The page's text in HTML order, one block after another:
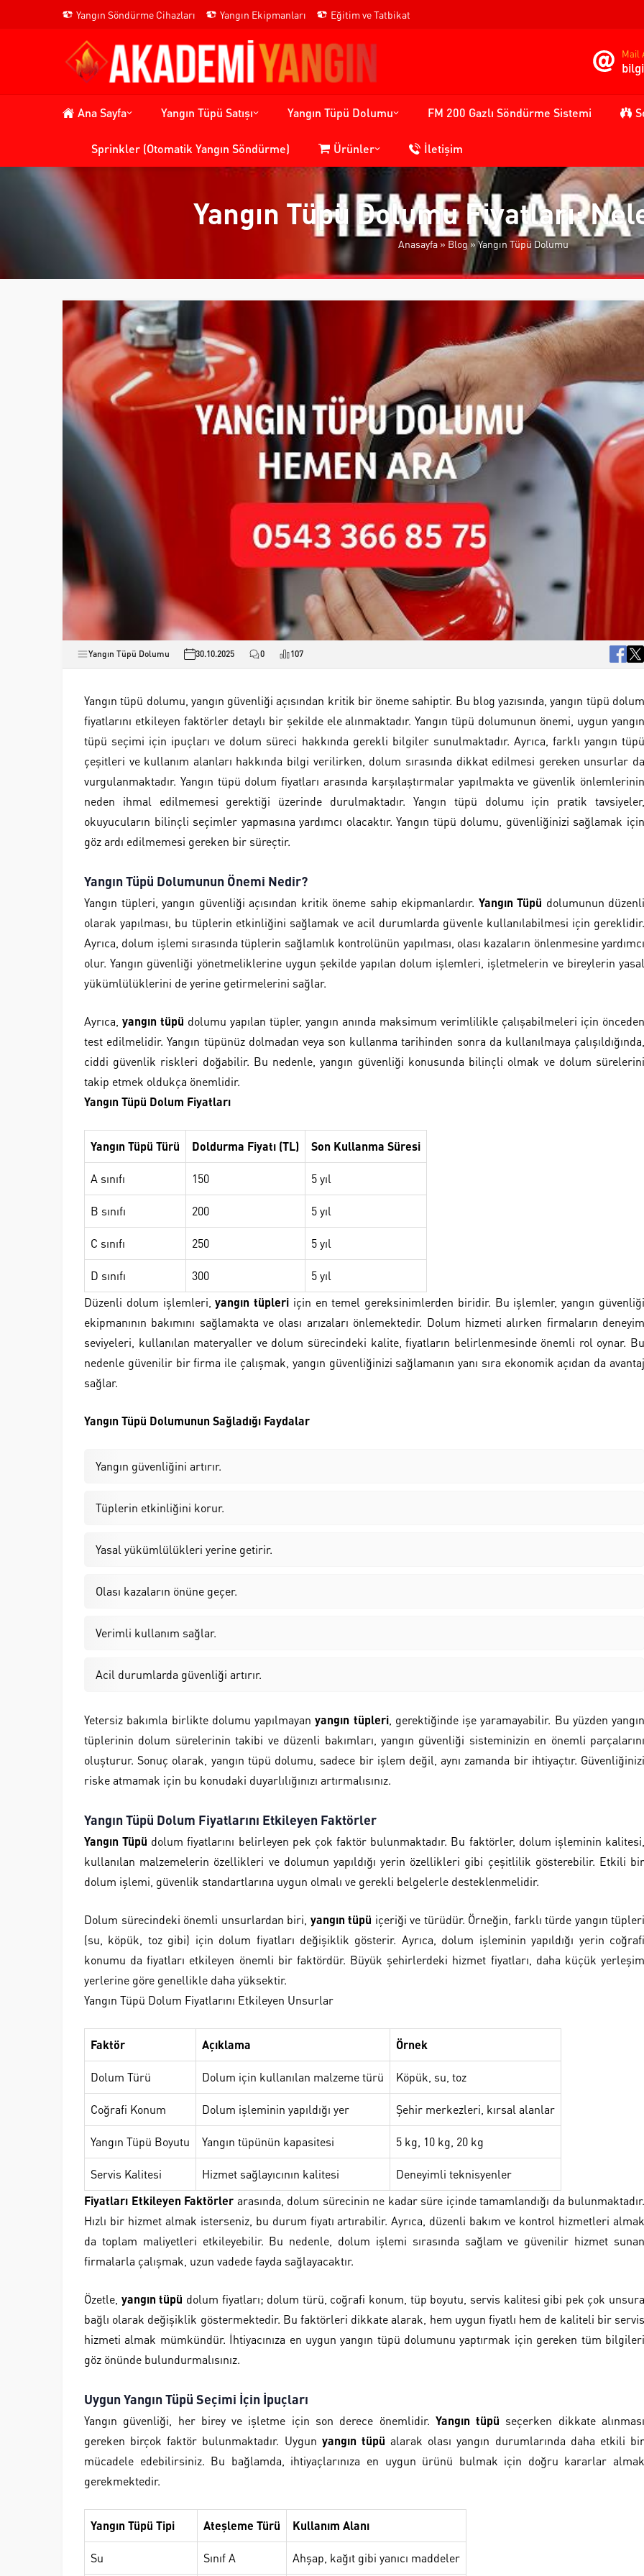
Yangın Söndürme Cihazları Yangın Ekipmanları Eğitim ve Tatbikat
Mail
Ana Sayfa Yangın Tüpü Satışı Yangın Tüpü Dolumu FM 200 Gazlı Söndürme Sistemi
Sprinkler (Otomatik Yangın Söndürme) Ürünler İletişim
Yangın Tüpü Dolumu Fiyatları:
Anasayfa» Blog»Yangın Tüpü Dolumu
Yangın Tüpü Dolumu 30.10.2025 0 107
Yangın tüpü dolumu, yangın güvenliği açısından kritik bir öneme sahiptir. Bu blog yazısında, yangın tüpü dolum
fiyatlarını etkileyen faktörler detaylı bir şekilde ele alınmaktadır. Yangın tüpü dolumunun önemi, uygun yangın
tüpü seçimi için ipuçları ve dolum süreci hakkında gerekli bilgiler sunulmaktadır. Ayrıca, farklı yangın tüpü
çeşitleri ve kullanım alanları hakkında bilgi verilirken, dolum sırasında dikkat edilmesi gereken unsurlar da
vurgulanmaktadır. Yangın tüpü dolum fiyatları arasında karşılaştırmalar yapılmakta ve güvenlik önlemlerinin
neden ihmal edilmemesi gerektiği üzerinde durulmaktadır. Yangın tüpü dolumu için pratik tavsiyeler,
okuyucuların bilinçli seçimler yapmasına yardımcı olacaktır. Yangın tüpü dolumu, güvenliğinizi sağlamak için
göz ardı edilmemesi gereken bir süreçtir.
Yangın Tüpü Dolumunun Önemi Nedir?
Yangın tüpleri, yangın güvenliği açısından kritik öneme sahip ekipmanlardır. Yangın Tüpü dolumunun düzenli
olarak yapılması, bu tüplerin etkinliğini sağlamak ve acil durumlarda güvenle kullanılabilmesi için gereklidir.
Ayrıca, dolum işlemi sırasında tüplerin sağlamlık kontrolünün yapılması, olası kazaların önlenmesine yardımcı
olur. Yangın güvenliği yönetmeliklerine uygun şekilde yapılan dolum işlemleri, işletmelerin ve bireylerin yasal
yükümlülüklerini de yerine getirmelerini sağlar.
Ayrıca, yangın tüpü dolumu yapılan tüpler, yangın anında maksimum verimlilikle çalışabilmeleri için önceden
test edilmelidir. Yangın tüpünüz dolmadan veya son kullanma tarihinden sonra da kullanılmaya çalışıldığında,
ciddi güvenlik riskleri doğabilir. Bu nedenle, yangın güvenliği konusunda bilinçli olmak ve dolum sürelerini
takip etmek oldukça önemlidir.
Yangın Tüpü Dolum Fiyatları
Yangın Tüpü Türü Doldurma Fiyatı (TL) Son Kullanma Süresi
A sınıfı 150 5 yıl
B sınıfı 200 5 yıl
C sınıfı 250 5 yıl
D sınıfı 300
5 yıl
Düzenli dolum işlemleri,yangın tüpleri için en temel gereksinimlerden biridir. Bu işlemler, yangın güvenliği
ekipmanının bakımını sağlamakta ve olası arızaları önlemektedir. Dolum hizmeti alırken firmaların deneyim
seviyeleri, kullanılan materyaller ve dolum sürecindeki kalite, fiyatların belirlenmesinde önemli rol oynar. Bu
nedenle güvenilir bir firma ile çalışmak, yangın güvenliğinizi sağlamanın yanı sıra ekonomik açıdan da avantaj
sağlar.
Yangın Tüpü Dolumunun Sağladığı Faydalar
Yangın güvenliğini artırır.
Tüplerin etkinliğini korur.
Yasal yükümlülükleri yerine getirir.
Olası kazaların önüne geçer.
Verimli kullanım sağlar.
Acil durumlarda güvenliği artırır.
Yetersiz bakımla birlikte dolumu yapılmayanyangın tüpleri, gerektiğinde işe yaramayabilir. Bu yüzden yangın
tüplerinin dolum sürelerinin takibi ve düzenli bakımları, yangın güvenliği sisteminizin en önemli parçalarını
oluşturur. Sonuç olarak, yangın tüpü dolumu, sadece bir işlem değil, aynı zamanda bir ihtiyaçtır. Güvenliğinizi
riske atmamak için bu konudaki duyarlılığınızı artırmalısınız.
Yangın Tüpü Dolum Fiyatlarını Etkileyen Faktörler
Yangın Tüpü dolum fiyatlarını belirleyen pek çok faktör bulunmaktadır. Bu faktörler, dolum işleminin kalitesi,
kullanılan malzemelerin özellikleri ve dolumun yapıldığı yerin özellikleri gibi çeşitlilik gösterebilir. Etkili bir
dolum işlemi, güvenlik standartlarına uygun olmalı ve gerekli belgelerle desteklenmelidir.
Dolum sürecindeki önemli unsurlardan biri, yangın tüpü içeriği ve türüdür. Örneğin, farklı türde yangın tüpleri
(su, köpük, toz gibi) için dolum fiyatları değişiklik gösterir. Ayrıca, dolum işleminin yapıldığı yerin coğrafi
konumu da fiyatları etkileyen önemli bir faktördür. Büyük şehirlerdeki hizmet fiyatları, daha küçük yerleşim
yerlerine göre genellikle daha yüksektir.
Yangın Tüpü Dolum Fiyatlarını Etkileyen Unsurlar
Faktör Açıklama Örnek
Dolum Türü Dolum için kullanılan malzeme türü Köpük, su, toz
Coğrafi Konum Dolum işleminin yapıldığı yer Şehir merkezleri, kırsal alanlar
Yangın Tüpü Boyutu Yangın tüpünün kapasitesi 5 kg, 10 kg, 20 kg
Servis Kalitesi Hizmet sağlayıcının kalitesi
Deneyimli teknisyenler
Fiyatları Etkileyen Faktörler arasında, dolum sürecinin ne kadar süre içinde tamamlandığı da bulunmaktadır.
Hızlı bir hizmet almak isterseniz, bu durum fiyatı artırabilir. Ayrıca, düzenli bakım ve kontrol hizmetleri almak
da toplam maliyetleri etkileyebilir. Bu nedenle, dolum işlemi sırasında sağlam ve güvenilir hizmet sunan
firmalarla çalışmak, uzun vadede fayda sağlayacaktır.
Özetle, yangın tüpü dolum fiyatları; dolum türü, coğrafi konum, tüp boyutu, servis kalitesi gibi pek çok unsura
bağlı olarak değişiklik göstermektedir. Bu faktörleri dikkate alarak, hem uygun fiyatlı hem de kaliteli bir servis
hizmeti almak mümkündür. İhtiyacınıza en uygun yangın tüpü dolumunu yaptırmak için gereken tüm bilgileri
göz önünde bulundurmalısınız.
Uygun Yangın Tüpü Seçimi İçin İpuçları
Yangın güvenliği, her birey ve işletme için son derece önemlidir. Yangın tüpü seçerken dikkate alınması
gereken birçok faktör bulunmaktadır. Uygun yangın tüpü alarak olası yangın durumlarında daha etkili bir
mücadele edebilirsiniz. Bu bağlamda, ihtiyaçlarınıza en uygun ürünü bulmak için doğru kararlar almak
gerekmektedir.
Yangın Tüpü Tipi Ateşleme Türü Kullanım Alanı
Su Sınıf A Ahşap, kağıt gibi yanıcı maddeler